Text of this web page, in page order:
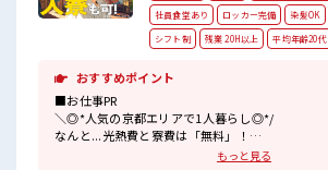
社員食堂あり
ロッカー完備 染髪OK
シフト制
残業 20H以上 平均年齢20代
おすすめポイント
■お仕事PR
＼◎*人気の京都エリアで1人暮らし◎*/
なんと...光熱費と寮費は「無料」！
もっと見る